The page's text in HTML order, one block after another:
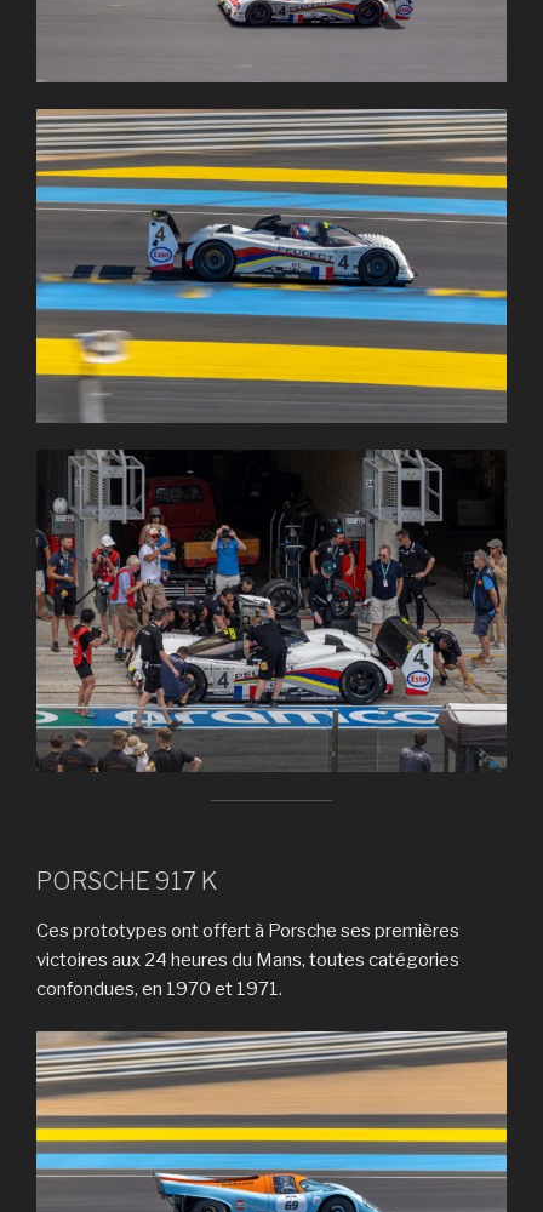
PORSCHE 917 K
Ces prototypes ont offert à Porsche ses premières
victoires aux 24 heures du Mans, toutes catégories
confondues, en 1970 et 1971.